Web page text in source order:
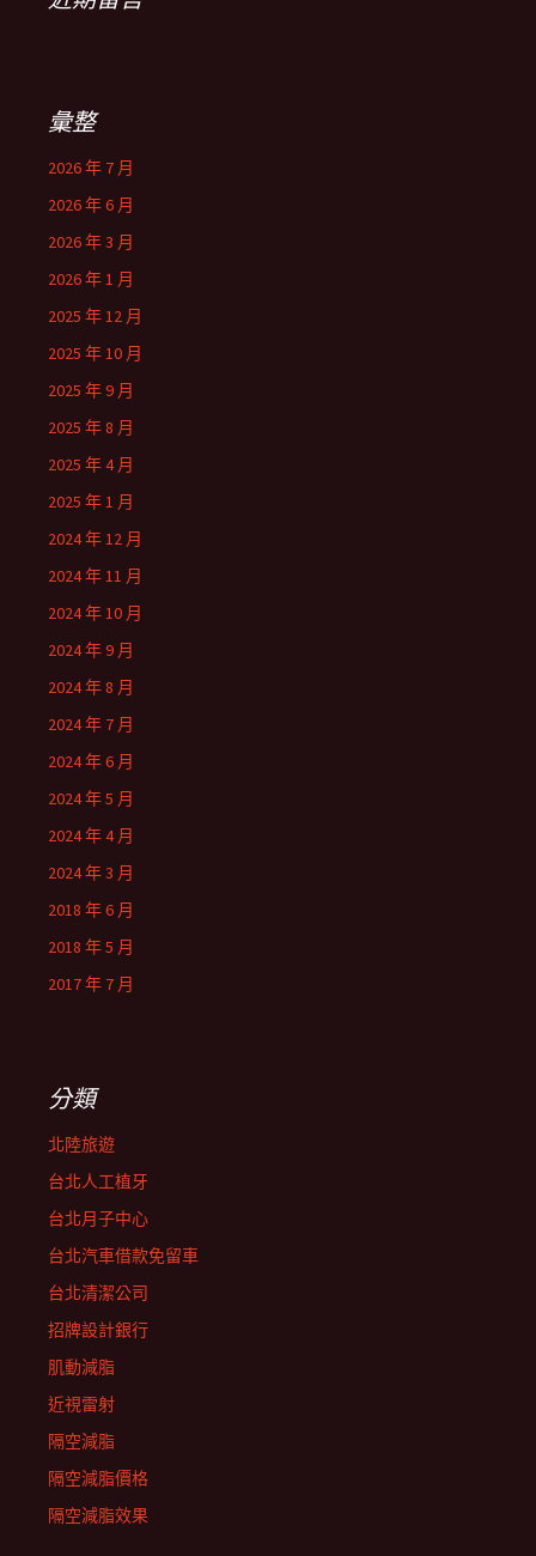
彙整
2026 年 7 月
2026 年 6 月
2026 年 3 月
2026 年 1 月
2025 年 12 月
2025 年 10 月
2025 年 9 月
2025 年 8 月
2025 年 4 月
2025 年 1 月
2024 年 12 月
2024 年 11 月
2024 年 10 月
2024 年 9 月
2024 年 8 月
2024 年 7 月
2024 年 6 月
2024 年 5 月
2024 年 4 月
2024 年 3 月
2018 年 6 月
2018 年 5 月
2017 年 7 月
分類
北陸旅遊
台北人工植牙
台北月子中心
台北汽車借款免留車
台北清潔公司
招牌設計銀行
肌動減脂
近視雷射
隔空減脂
隔空減脂價格
隔空減脂效果